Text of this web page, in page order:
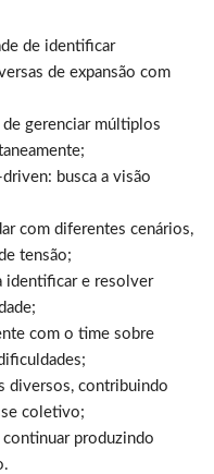
de identificar
de expansão com
de gerenciar múltiplos
busca a visão
com diferentes cenários,
tensão;
identificar e resolver
com o time sobre
diversos, contribuindo
coletivo;
continuar produzindo